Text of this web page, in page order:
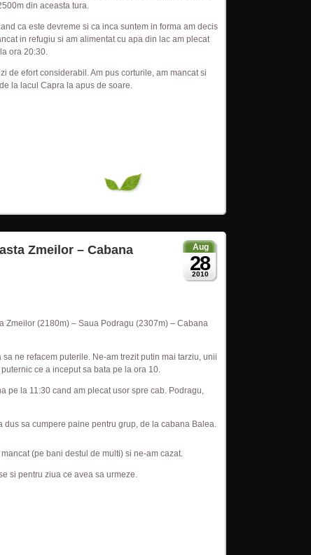
din aceasta tura.
ca este devreme si ca inca suntem in forma am decis
in refugiu si am alimentat cu apa din lac am plecat
ora 20:30.
de efort considerabil. Am pus corturile, am mancat si
la lacul Capra la apus de soare.
Aug
28
2010
Zmeilor – Cabana
Zmeilor (2180m) – Saua Podragu (2307m) – Cabana
ne refacem puterile. Ne-am trezit putin mai tarziu, unii
ce a inceput sa bata pe la ora 10.
pe la 11:30 cand am plecat usor spre cab. Podragu,
dus sa cumpere paine pentru grup, de la cabana Balea.
(pe bani destul de multi) si ne-am cazat.
si pentru ziua ce avea sa urmeze.